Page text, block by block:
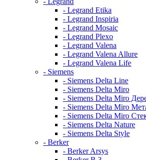
- Legrand Etika
- Legrand Inspiria
- Legrand Mosaic
- Legrand Plexo
- Legrand Valena
- Legrand Valena Allure
- Legrand Valena Life
- Siemens
- Siemens Delta Line
- Siemens Delta Miro
- Siemens Delta Miro
- Siemens Delta Miro
- Siemens Delta Miro
- Siemens Delta Nature
- Siemens Delta Style
- Berker
- Berker Arsys